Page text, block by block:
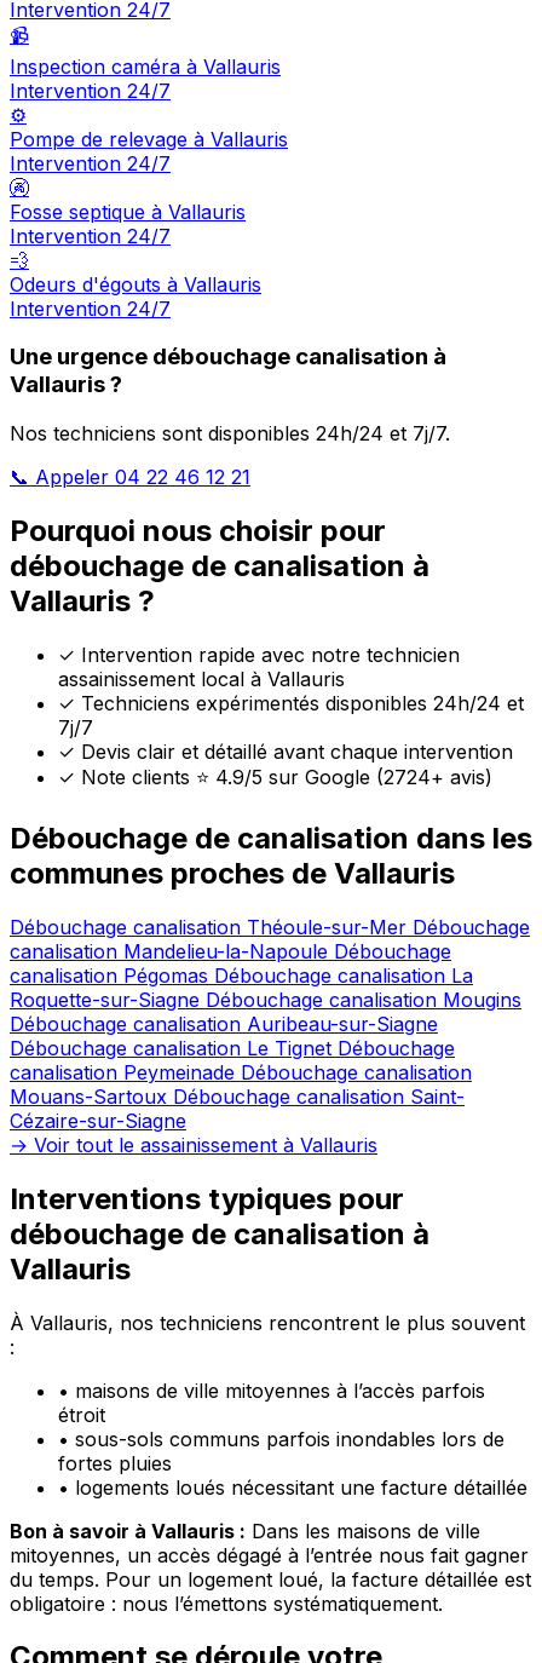
Intervention 24/7
📹
Inspection caméra à Vallauris
Intervention 24/7
⚙️
Pompe de relevage à Vallauris
Intervention 24/7
🚱
Fosse septique à Vallauris
Intervention 24/7
💨
Odeurs d'égouts à Vallauris
Intervention 24/7
Une urgence débouchage canalisation à
Vallauris ?
Nos techniciens sont disponibles 24h/24 et 7j/7.
📞 Appeler 04 22 46 12 21
Pourquoi nous choisir pour
débouchage de canalisation à
Vallauris ?
✓ Intervention rapide avec notre technicien
assainissement local à Vallauris
✓ Techniciens expérimentés disponibles 24h/24 et
7j/7
✓ Devis clair et détaillé avant chaque intervention
✓ Note clients ⭐ 4.9/5 sur Google (2724+ avis)
Débouchage de canalisation dans les
communes proches de Vallauris
Débouchage canalisation Théoule-sur-Mer Débouchage
canalisation Mandelieu-la-Napoule Débouchage
canalisation Pégomas Débouchage canalisation La
Roquette-sur-Siagne Débouchage canalisation Mougins
Débouchage canalisation Auribeau-sur-Siagne
Débouchage canalisation Le Tignet Débouchage
canalisation Peymeinade Débouchage canalisation
Mouans-Sartoux Débouchage canalisation Saint-
Cézaire-sur-Siagne
→ Voir tout le assainissement à Vallauris
Interventions typiques pour
débouchage de canalisation à
Vallauris
À Vallauris, nos techniciens rencontrent le plus souvent
:
• maisons de ville mitoyennes à l’accès parfois
étroit
• sous-sols communs parfois inondables lors de
fortes pluies
• logements loués nécessitant une facture détaillée
Bon à savoir à Vallauris : Dans les maisons de ville
mitoyennes, un accès dégagé à l’entrée nous fait gagner
du temps. Pour un logement loué, la facture détaillée est
obligatoire : nous l’émettons systématiquement.